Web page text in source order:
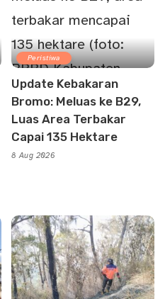
Peristiwa
Update Kebakaran
Bromo: Meluas ke B29,
Luas Area Terbakar
Capai 135 Hektare
8 Aug 2026